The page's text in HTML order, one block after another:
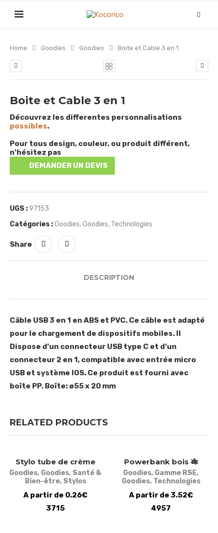
Home Goodies Goodies Boite et Cable 3 en 1
Boite et Cable 3 en 1
Découvrez les differentes personnalisations
possibles.
Pour tous design, couleur, ou produit différent,
n'hésitez pas
DEMANDER UN DEVIS
UGS :97153
Catégories :Goodies,Goodies, Technologies
Share
DESCRIPTION
Câble USB 3 en 1 en ABS et PVC. Ce câble est adapté
pour le chargement de dispositifs mobiles. Il
Dispose d’un connecteur USB type C et d’un
connecteur 2 en 1, compatible avec entrée micro
USB et système IOS. Ce produit est fourni avec
boîte PP. Boîte: ø55 x 20 mm
RELATED PRODUCTS
Stylo tube de crème
Goodies, Goodies, Santé &
Bien-être, Stylos
A partir de 0.26€
3715
Powerbank bois 🎋
Goodies, Gamme RSE,
Goodies, Technologies
A partir de 3.52€
4957